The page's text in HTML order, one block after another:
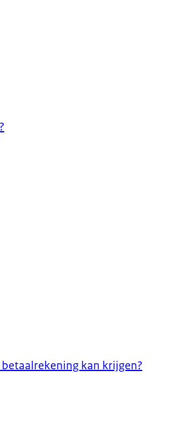
kan krijgen?